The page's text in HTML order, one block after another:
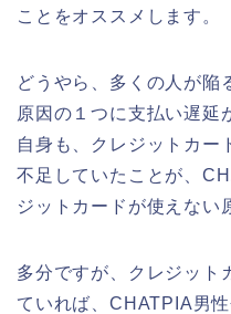
ことをオススメします。
どうやら、多くの人が陥
原因の１つに支払い遅延
自身も、クレジットカー
不足していたことが、
ジットカードが使えない
多分ですが、クレジット
ていれば、CHATPIA男